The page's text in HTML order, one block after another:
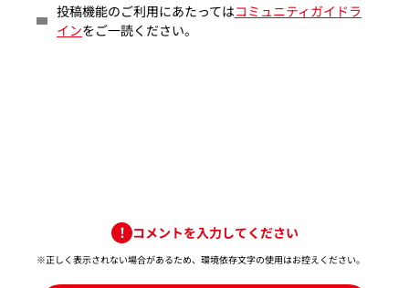
投稿機能のご利用にあたってはコミュニティガイドラ
インをご一読ください。
コメントを入力してください
※正しく表示されない場合があるため、環境依存文字の使用はお控えください。​